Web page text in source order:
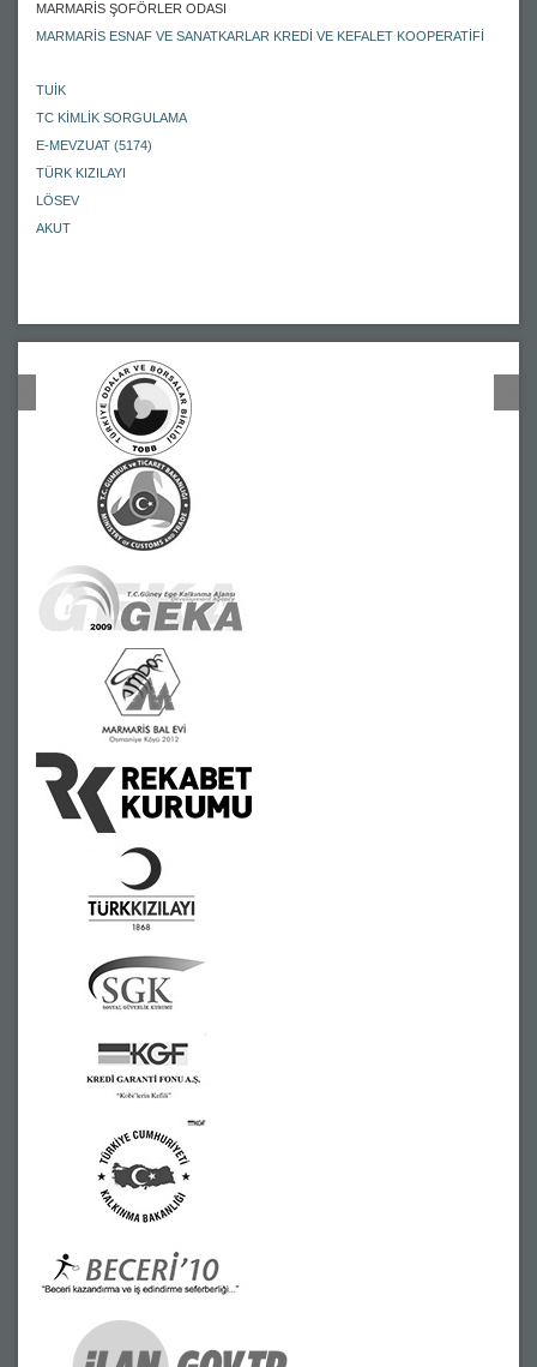
MARMARİS ŞOFÖRLER ODASI
MARMARİS ESNAF VE SANATKARLAR KREDİ VE KEFALET KOOPERATİFİ
TUİK
TC KİMLİK SORGULAMA
E-MEVZUAT (5174)
TÜRK KIZILAYI
LÖSEV
AKUT